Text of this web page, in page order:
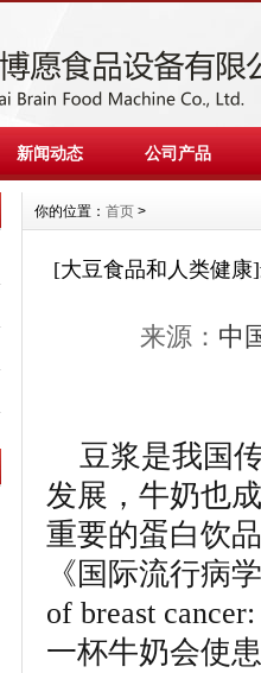
新闻动态 公司产品
你的位置： 首页 >
[大豆食品和人类健康
来源： 中
豆浆是我国
发展，牛奶也
重要的蛋白饮
《国际流行病
of breast
一杯牛奶会使